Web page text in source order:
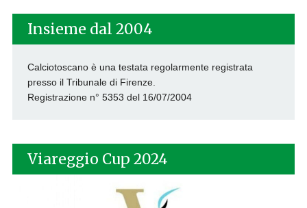
Insieme dal 2004
Calciotoscano è una testata regolarmente registrata
presso il Tribunale di Firenze.
Registrazione n° 5353 del 16/07/2004
Viareggio Cup 2024